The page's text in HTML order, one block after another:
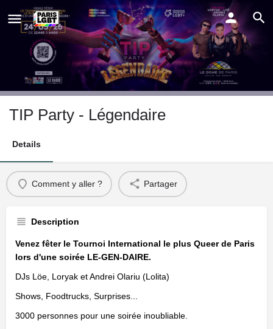
TIP Party - Légendaire
Details
Comment y aller ? Partager
Description
Venez fêter le Tournoi International le plus Queer de Paris
lors d'une soirée LE-GEN-DAIRE.
DJs Löe, Loryak et Andrei Olariu (Lolita)
Shows, Foodtrucks, Surprises...
3000 personnes pour une soirée inoubliable.